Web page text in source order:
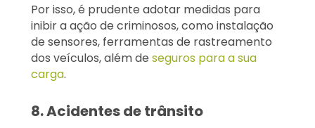
Por isso, é prudente adotar medidas para
inibir a ação de criminosos, como instalação
de sensores, ferramentas de rastreamento
dos veículos, além de seguros para a sua
carga.
8. Acidentes de trânsito